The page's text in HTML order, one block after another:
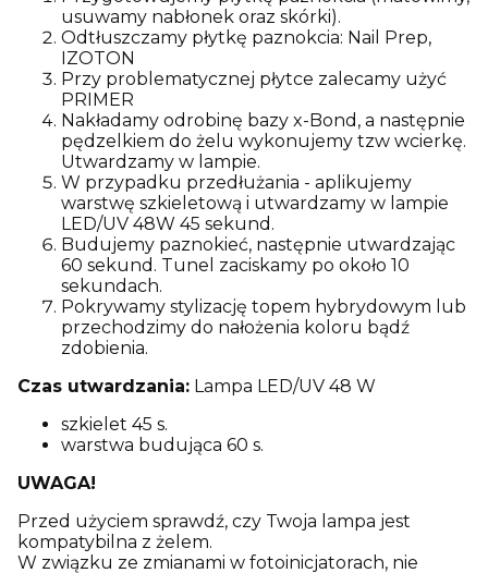
usuwamy nabłonek oraz skórki).
Odtłuszczamy płytkę paznokcia: Nail Prep,
IZOTON
Przy problematycznej płytce zalecamy użyć
PRIMER
Nakładamy odrobinę bazy x-Bond, a następnie
pędzelkiem do żelu wykonujemy tzw wcierkę.
Utwardzamy w lampie.
W przypadku przedłużania - aplikujemy
warstwę szkieletową i utwardzamy w lampie
LED/UV 48W 45 sekund.
Budujemy paznokieć, następnie utwardzając
60 sekund. Tunel zaciskamy po około 10
sekundach.
Pokrywamy stylizację topem hybrydowym lub
przechodzimy do nałożenia koloru bądź
zdobienia.
Czas utwardzania: Lampa LED/UV 48 W
szkielet 45 s.
warstwa budująca 60 s.
UWAGA!
Przed użyciem sprawdź, czy Twoja lampa jest
kompatybilna z żelem.
W związku ze zmianami w fotoinicjatorach, nie